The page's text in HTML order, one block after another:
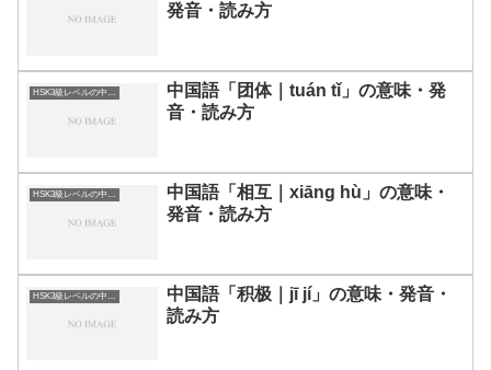
発音・読み方
HSK3級レベルの中国語
中国語「团体｜tuán tǐ」の意味・発
音・読み方
HSK3級レベルの中国語
中国語「相互｜xiāng hù」の意味・
発音・読み方
中国語「积极｜jī jí」の意味・発音・
読み方